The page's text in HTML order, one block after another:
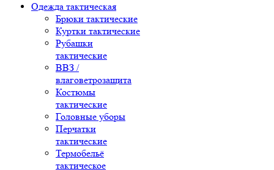
Одежда тактическая
Брюки тактические
Куртки тактические
Рубашки
тактические
ВВЗ /
влаговетрозащита
Костюмы
тактические
Головные уборы
Перчатки
тактические
Термобельё
тактическое